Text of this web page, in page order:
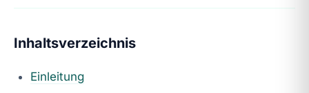
Inhaltsverzeichnis
Einleitung